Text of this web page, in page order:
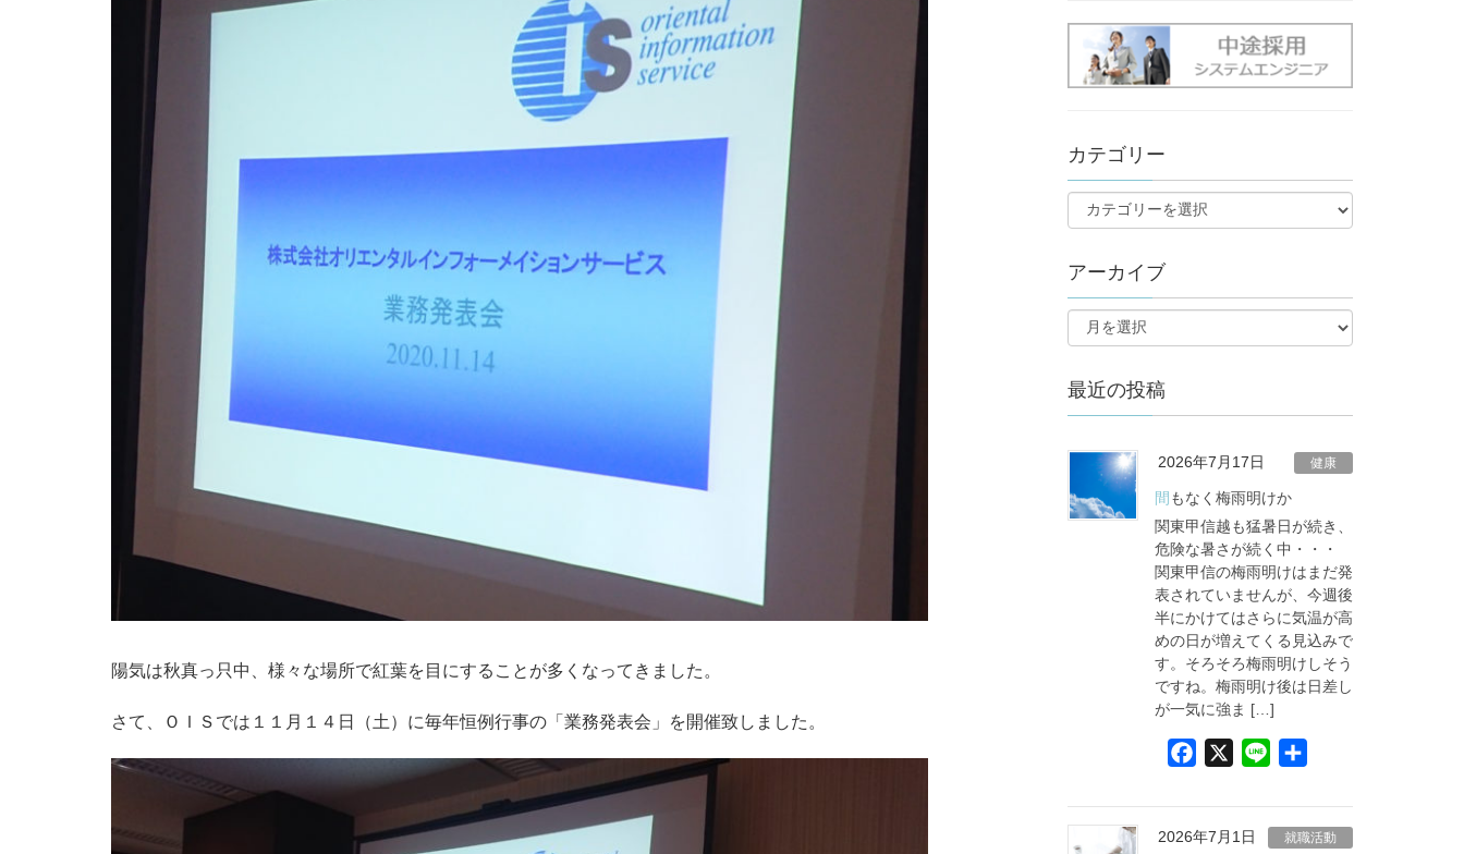
陽気は秋真っ只中、様々な場所で紅葉を目にすることが多くなってきました。
さて、ＯＩＳでは１１月１４日（土）に毎年恒例行事の「業務発表会」を開催致しました。
カテゴリー
アーカイブ
最近の投稿
2026年7月17日 健康
間もなく梅雨明けか
関東甲信越も猛暑日が続き、
危険な暑さが続く中・・・
関東甲信の梅雨明けはまだ発
表されていませんが、今週後
半にかけてはさらに気温が高
めの日が増えてくる見込みで
す。そろそろ梅雨明けしそう
ですね。梅雨明け後は日差し
が一気に強ま […]
c
e
n
2026年7月1日 就職活動